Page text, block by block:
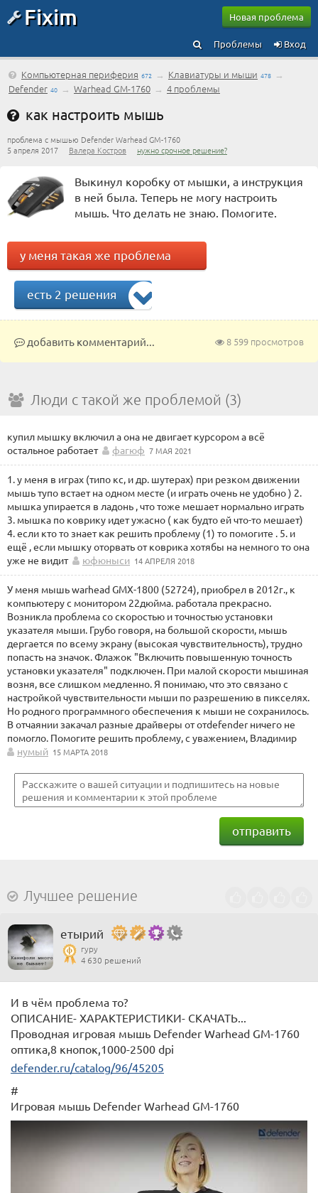
Fixim Новая проблема
Вход
Проблемы
Компьютерная периферия 672 → Клавиатуры и мыши 478 →
Defender 40 → Warhead GM-1760 → 4 проблемы
как настроить мышь
проблема с мышью Defender Warhead GM-1760
5 апреля 2017 Валера Костров нужно срочное решение?
Выкинул коробку от мышки, а инструкция
в ней была. Теперь не могу настроить
мышь. Что делать не знаю. Помогите.
у меня такая же проблема
есть 2 решения
8 599 просмотров
добавить комментарий...
Люди с такой же проблемой (3)
купил мышку включил а она не двигает курсором а всё
остальное работает
фагюф 7 МАЯ 2021
1. у меня в играх (типо кс, и др. шутерах) при резком движении
мышь тупо встает на одном месте (и играть очень не удобно ) 2.
мышка упирается в ладонь , что тоже мешает нормально играть
3. мышка по коврику идет ужасно ( как будто ей что-то мешает)
4. если кто то знает как решить проблему (1) то помогите . 5. и
ещё , если мышку оторвать от коврика хотябы на немного то она
уже не видит
юфюныси 14 АПРЕЛЯ 2018
У меня мышь warhead GMX-1800 (52724), приобрел в 2012г., к
компьютеру с монитором 22дюйма. работала прекрасно.
Возникла проблема со скоростью и точностью установки
указателя мыши. Грубо говоря, на большой скорости, мышь
дергается по всему экрану (высокая чувствительность), трудно
попасть на значок. Флажок "Включить повышенную точность
установки указателя" подключен. При малой скорости мышиная
возня, все слишком медленно. Я понимаю, что это связано с
настройкой чувствительности мыши по разрешению в пикселях.
Но родного программного обеспечения к мыши не сохранилось.
В отчаянии закачал разные драйверы от отdefender ничего не
помогло. Помогите решить проблему, с уважением, Владимир
нумый 15 МАРТА 2018
отправить
Лучшее решение
етырий
гуру
4 630 решений
И в чём проблема то?
ОПИСАНИЕ- ХАРАКТЕРИСТИКИ- СКАЧАТЬ...
Проводная игровая мышь Defender Warhead GM-1760
оптика,8 кнопок,1000-2500 dpi
defender.ru/catalog/96/45205
#
Игровая мышь Defender Warhead GM-1760